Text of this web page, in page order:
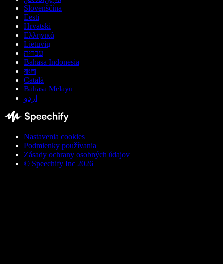
Slovenščina
Eesti
Hrvatski
Ελληνικά
Lietuvių
עברית
Bahasa Indonesia
বাংলা
Català
Bahasa Melayu
اردو
Nastavenia cookies
Podmienky používania
Zásady ochrany osobných údajov
© Speechify Inc 2026